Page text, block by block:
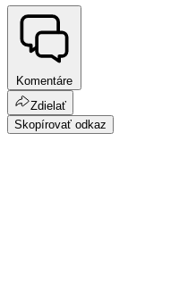
Komentáre
Zdielať
Skopírovať odkaz